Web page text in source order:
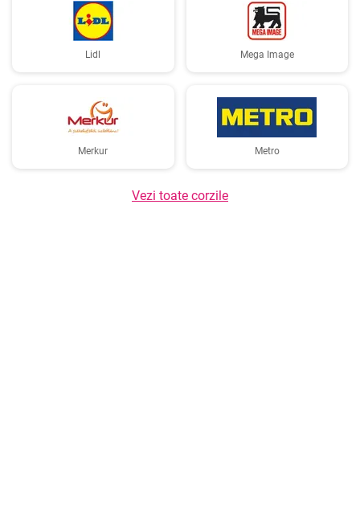
Lidl Mega Image
Merkur Metro
Vezi toate corzile